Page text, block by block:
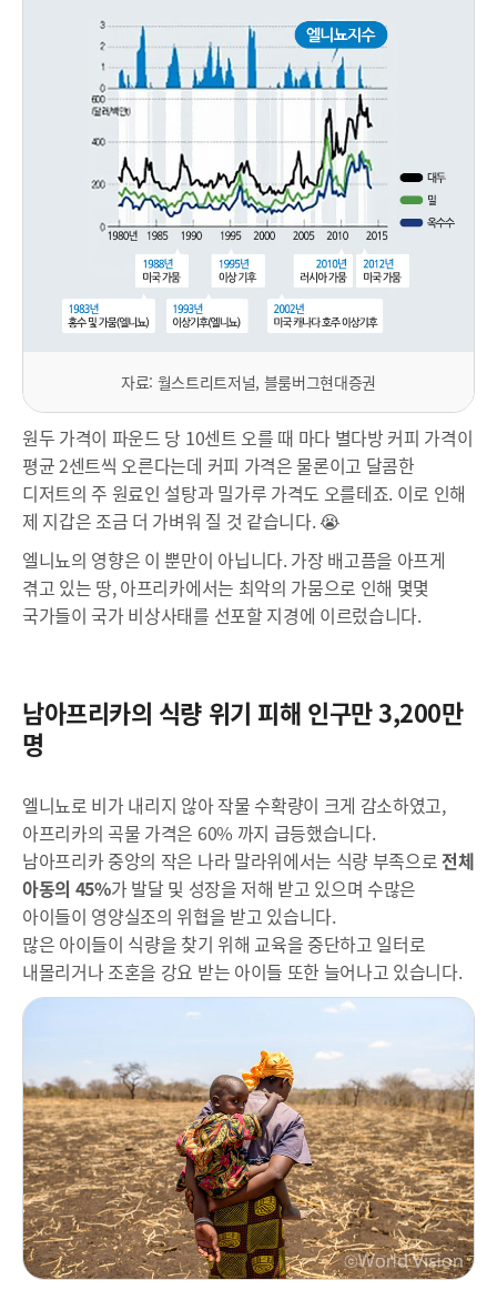
자료: 월스트리트저널, 블룸버그현대증권
원두 가격이 파운드 당 10센트 오를 때 마다 별다방 커피 가격이
평균 2센트씩 오른다는데 커피 가격은 물론이고 달콤한
디저트의 주 원료인 설탕과 밀가루 가격도 오를테죠. 이로 인해
제 지갑은 조금 더 가벼워 질 것 같습니다. 😭
엘니뇨의 영향은 이 뿐만이 아닙니다. 가장 배고픔을 아프게
겪고 있는 땅, 아프리카에서는 최악의 가뭄으로 인해 몇몇
국가들이 국가 비상사태를 선포할 지경에 이르렀습니다.
남아프리카의 식량 위기 피해 인구만 3,200만
명
엘니뇨로 비가 내리지 않아 작물 수확량이 크게 감소하였고,
아프리카의 곡물 가격은 60% 까지 급등했습니다.
남아프리카 중앙의 작은 나라 말라위에서는 식량 부족으로전체
아동의 45%가 발달 및 성장을 저해 받고 있으며 수많은
아이들이 영양실조의 위협을 받고 있습니다.
많은 아이들이 식량을 찾기 위해 교육을 중단하고 일터로
내몰리거나 조혼을 강요 받는 아이들 또한 늘어나고 있습니다.